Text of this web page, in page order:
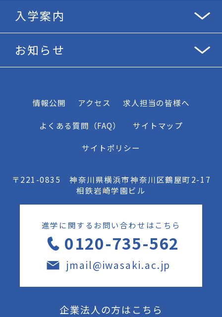
入学案内
お知らせ
情報公開 アクセス 求人担当の皆様へ
よくある質問（FAQ） サイトマップ
サイトポリシー
〒221-0835 神奈川県横浜市神奈川区鶴屋町2-17
相鉄岩崎学園ビル
進学に関するお問い合わせはこちら
0120-735-562
jmail@iwasaki.ac.jp
企業法人の方はこちら